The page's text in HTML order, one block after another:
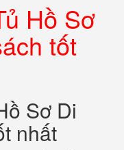
Hồ Sơ
tốt
Sơ Di
nhất